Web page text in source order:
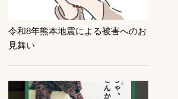
令和8年熊本地震による被害へのお
見舞い